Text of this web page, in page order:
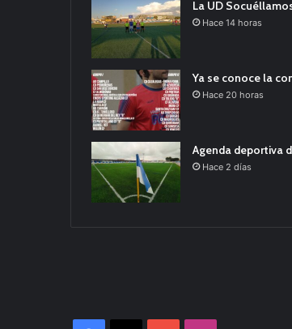
La UD
Hace 14 horas
Ya se conoce la
Hace 20 horas
Agenda deportiva
Hace 2 días